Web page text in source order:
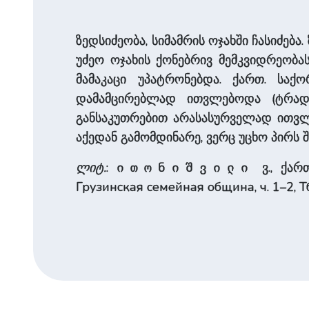
ზედსიძეობა, სიმამრის ოჯახში
უძეო ოჯახის ქონებრივ
მამაკაცი უპატრონებდა. ქართ.
დამამცირებლად ითვლებოდა
განსაკუთრებით არასასურველად
აქედან გამომდინარე, ვერც უცხო პირს
ლიტ.: ითონიშვილი
ვ.,
Грузинская семейная община, ч. 1–2,